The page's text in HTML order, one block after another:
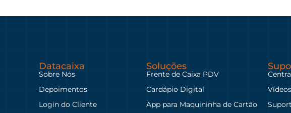
Datacaixa
Sobre Nós
Depoimentos
Login do Cliente
Soluções
Frente de Caixa PDV
Cardápio Digital
App para Maquininha de Cartão